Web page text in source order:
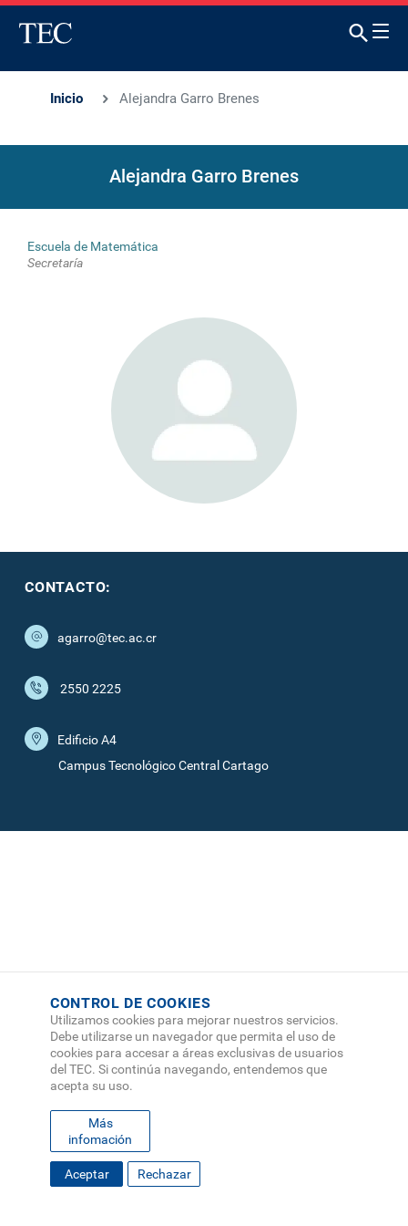
Inicio Alejandra Garro Brenes
Alejandra Garro Brenes
Escuela de Matemática
Secretaría
CONTACTO:
agarro@tec.ac.cr
2550 2225
Edificio A4
Campus Tecnológico Central Cartago
FOOTERMAPA DEL SITIO DIRECTORIO
CONTROL DE COOKIES
Utilizamos cookies para mejorar nuestros servicios.
Debe utilizarse un navegador que permita el uso de
cookies para accesar a áreas exclusivas de usuarios
del TEC. Si continúa navegando, entendemos que
acepta su uso.
Más
infomación
Aceptar Rechazar